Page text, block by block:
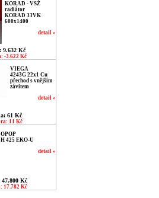
KORAD - VSŽ
radiátor
KORAD 33VK
600x1400
detail »
9.632 Kč
-3.622 Kč
VIEGA
4243G 22x1 Cu
přechod s vnějším
závitem
detail »
61 Kč
11 Kč
OPOP
H 425 EKO-U
detail »
47.800 Kč
17.782 Kč